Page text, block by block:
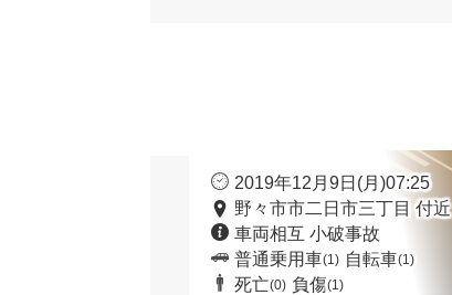
2019年12月9日(月)07:25
野々市市二日市三丁目 付近
車両相互 小破事故
普通乗用車(1) 自転車(1)
死亡(0) 負傷(1)